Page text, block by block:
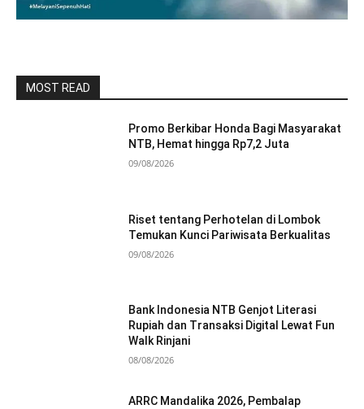
MOST READ
Promo Berkibar Honda Bagi Masyarakat
NTB, Hemat hingga Rp7,2 Juta
09/08/2026
Riset tentang Perhotelan di Lombok
Temukan Kunci Pariwisata Berkualitas
09/08/2026
Bank Indonesia NTB Genjot Literasi
Rupiah dan Transaksi Digital Lewat Fun
Walk Rinjani
08/08/2026
ARRC Mandalika 2026, Pembalap